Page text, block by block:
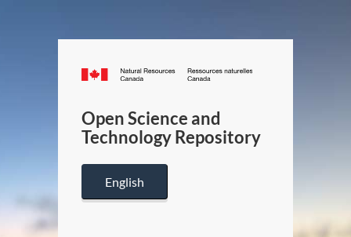
Canada.ca
/
Canada
Open Science and
Technology Repository
English